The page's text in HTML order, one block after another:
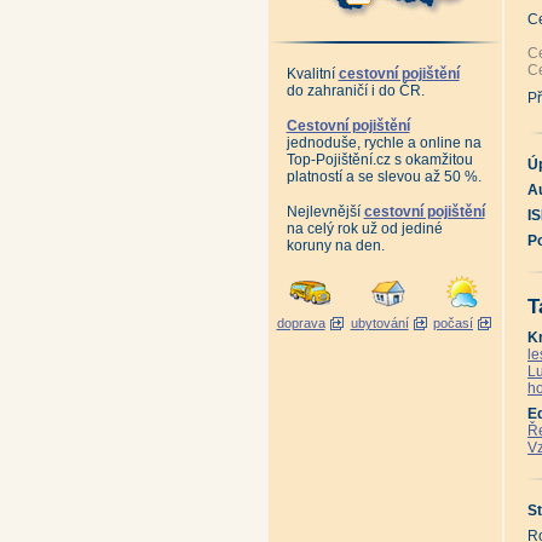
Kvalitní cestovní pojištění
do zahraničí i do ČR.
Cestovní pojištění
jednoduše, rychle a online na
Top-Pojištění.cz s okamžitou
platností a se slevou až 50 %.
Nejlevnější cestovní pojištění
na celý rok už od jediné
koruny na den.
doprava ubytování počasí